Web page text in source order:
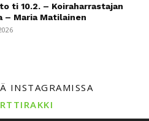
ti 10.2. – Koiraharrastajan
– Maria Matilainen
INSTAGRAMISSA